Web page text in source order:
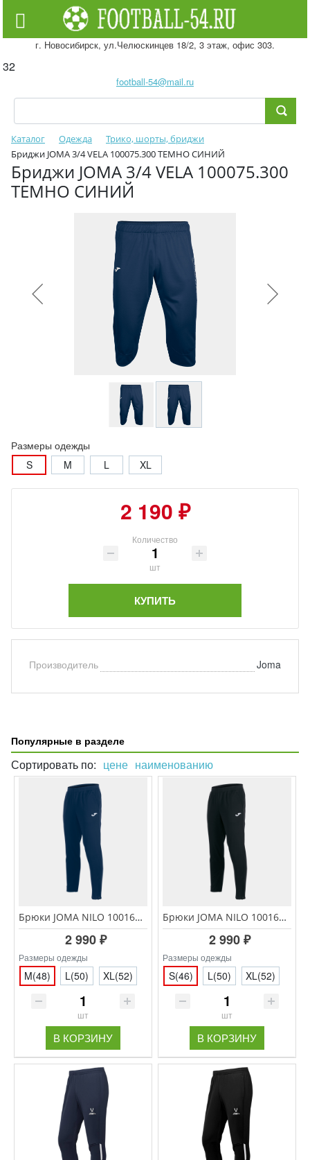
г. Новосибирск, ул.Челюскинцев 18/2, 3 этаж, офис 303.
32
football-54@mail.ru
Каталог Одежда
Трико, шорты, бриджи
Бриджи JOMA 3/4 VELA 100075.300 ТЕМНО СИНИЙ
Бриджи JOMA 3/4 VELA 100075.300
ТЕМНО СИНИЙ
Размеры одежды
S
M L XL
2 190 ₽
Количество
шт
КУПИТЬ
Производитель Joma
Популярные в разделе
Сортировать по: цене наименованию
Брюки JOMA NILO 100165.300 ТЕМНО СИНИЙ
2 990 ₽
Размеры одежды
M(48) L(50) XL(52)
шт
В КОРЗИНУ
Брюки JOMA NILO 100165.100 ЧЕРНЫЙ
2 990 ₽
Размеры одежды
S(46) L(50) XL(52)
шт
В КОРЗИНУ